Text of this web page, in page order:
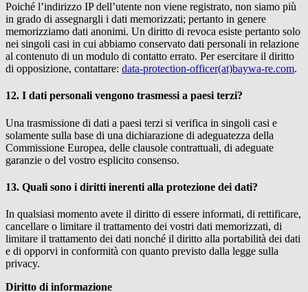
Poiché l’indirizzo IP dell’utente non viene registrato, non siamo più
in grado di assegnargli i dati memorizzati; pertanto in genere
memorizziamo dati anonimi. Un diritto di revoca esiste pertanto solo
nei singoli casi in cui abbiamo conservato dati personali in relazione
al contenuto di un modulo di contatto errato. Per esercitare il diritto
di opposizione, contattare: data-protection-officer(at)baywa-re.com.
12. I dati personali vengono trasmessi a paesi terzi?
Una trasmissione di dati a paesi terzi si verifica in singoli casi e
solamente sulla base di una dichiarazione di adeguatezza della
Commissione Europea, delle clausole contrattuali, di adeguate
garanzie o del vostro esplicito consenso.
13. Quali sono i diritti inerenti alla protezione dei dati?
In qualsiasi momento avete il diritto di essere informati, di rettificare,
cancellare o limitare il trattamento dei vostri dati memorizzati, di
limitare il trattamento dei dati nonché il diritto alla portabilità dei dati
e di opporvi in conformità con quanto previsto dalla legge sulla
privacy.
Diritto di informazione